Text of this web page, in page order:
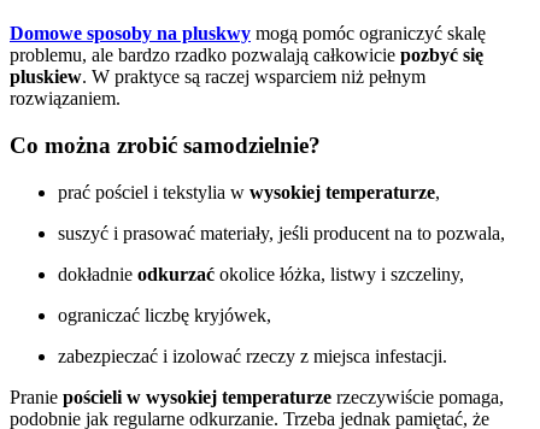
Domowe sposoby na pluskwy mogą pomóc ograniczyć skalę
problemu, ale bardzo rzadko pozwalają całkowicie pozbyć się
pluskiew. W praktyce są raczej wsparciem niż pełnym
rozwiązaniem.
Co można zrobić samodzielnie?
prać pościel i tekstylia w wysokiej temperaturze,
suszyć i prasować materiały, jeśli producent na to pozwala,
dokładnie odkurzać okolice łóżka, listwy i szczeliny,
ograniczać liczbę kryjówek,
zabezpieczać i izolować rzeczy z miejsca infestacji.
Pranie pościeli w wysokiej temperaturze rzeczywiście pomaga,
podobnie jak regularne odkurzanie. Trzeba jednak pamiętać, że